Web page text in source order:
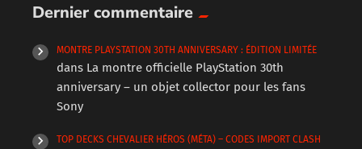
Dernier commentaire
MONTRE PLAYSTATION 30TH ANNIVERSARY : ÉDITION LIMITÉE
dans La montre officielle PlayStation 30th
anniversary – un objet collector pour les fans
Sony
TOP DECKS CHEVALIER HÉROS (MÉTA) – CODES IMPORT CLASH